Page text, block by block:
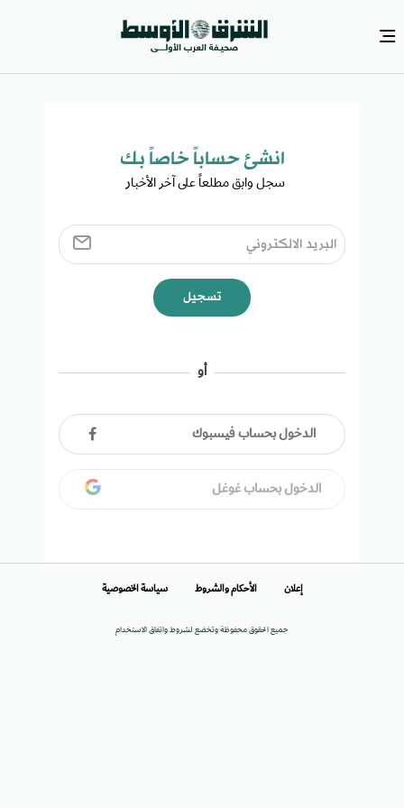
انشئ حساباً خاصاً بك​
سجل وابق مطلعاً على آخر الأخبار ​
تسجيل
أو
الدخول بحساب فيسبوك
الدخول بحساب غوغل
جميع الحقوق محفوظة وتخضع لشروط واتفاق الاستخدام
إعلان الأحكام والشروط سياسة الخصوصية